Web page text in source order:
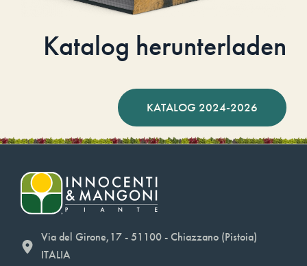
Katalog herunterladen
KATALOG 2024-2026
Via del Girone,17 - 51100 - Chiazzano (Pistoia)
ITALIA